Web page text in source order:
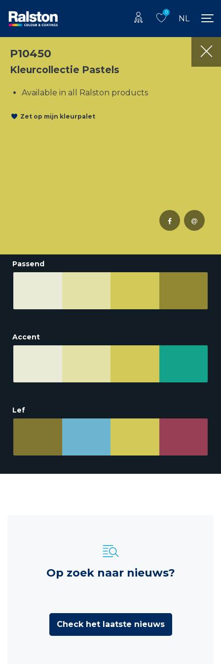
0
NL
P10450
Kleurcollectie Pastels
Available in all Ralston products
Zet op mijn kleurpalet
Passend
Accent
Lef
Op zoek naar nieuws?
Check het laatste nieuws